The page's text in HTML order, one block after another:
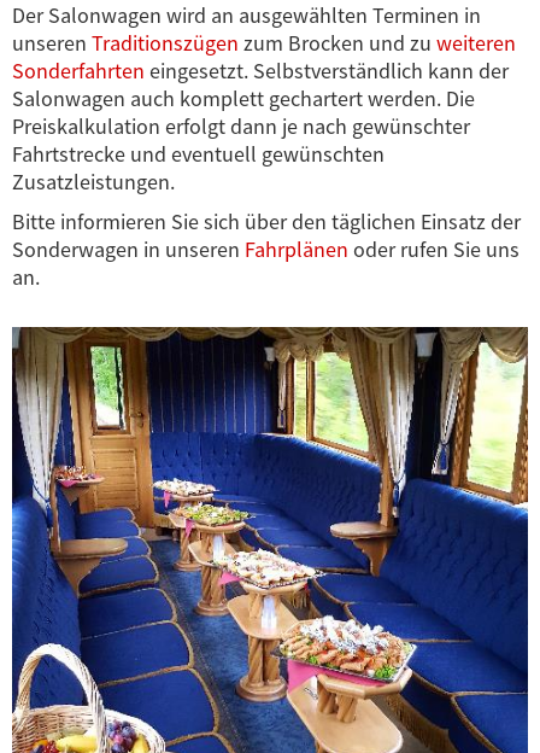
DerSalonwagen wird an ausgewählten Terminen in
unseren Traditionszügen zum Brocken und zu weiteren
Sonderfahrten eingesetzt. Selbstverständlich kann der
Salonwagen auch komplett gechartert werden. Die
Preiskalkulation erfolgt dann je nach gewünschter
Fahrtstrecke und eventuell gewünschten
Zusatzleistungen.
Bitte informieren Sie sich über den täglichen Einsatz der
Sonderwagen in unseren Fahrplänen oder rufen Sie uns
an.